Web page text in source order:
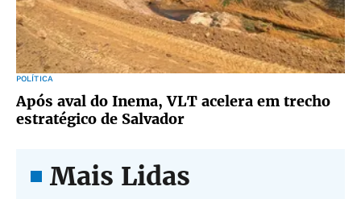
POLÍTICA
Após aval do Inema, VLT acelera em trecho
estratégico de Salvador
Mais Lidas